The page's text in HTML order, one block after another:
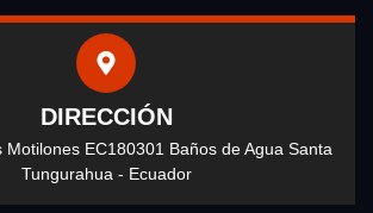
DIRECCIÓN
Motilones EC180301 Baños de Agua Santa
Tungurahua - Ecuador